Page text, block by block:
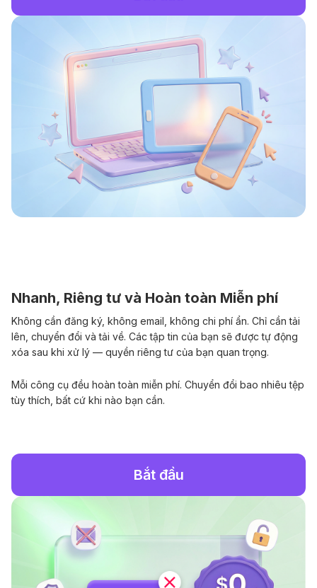
Nhanh, Riêng tư và Hoàn toàn Miễn phí
Không cần đăng ký, không email, không chi phí ẩn. Chỉ cần tải
lên, chuyển đổi và tải về. Các tập tin của bạn sẽ được tự động
xóa sau khi xử lý — quyền riêng tư của bạn quan trọng.
Mỗi công cụ đều hoàn toàn miễn phí. Chuyển đổi bao nhiêu tệp
tùy thích, bất cứ khi nào bạn cần.
Bắt đầu